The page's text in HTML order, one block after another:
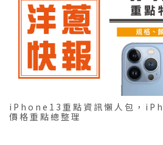
iPhone13重點資訊懶人包，
價格重點總整理